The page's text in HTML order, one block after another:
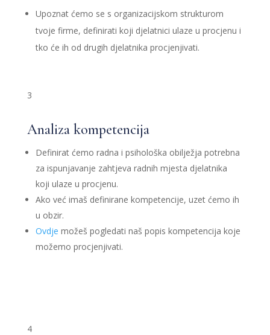
Upoznat ćemo se s organizacijskom strukturom
tvoje firme, definirati koji djelatnici ulaze u procjenu i
tko će ih od drugih djelatnika procjenjivati.
3
Analiza kompetencija
Definirat ćemo radna i psihološka obilježja potrebna
za ispunjavanje zahtjeva radnih mjesta djelatnika
koji ulaze u procjenu.
Ako već imaš definirane kompetencije, uzet ćemo ih
u obzir.
Ovdje možeš pogledati naš popis kompetencija koje
možemo procjenjivati.
4